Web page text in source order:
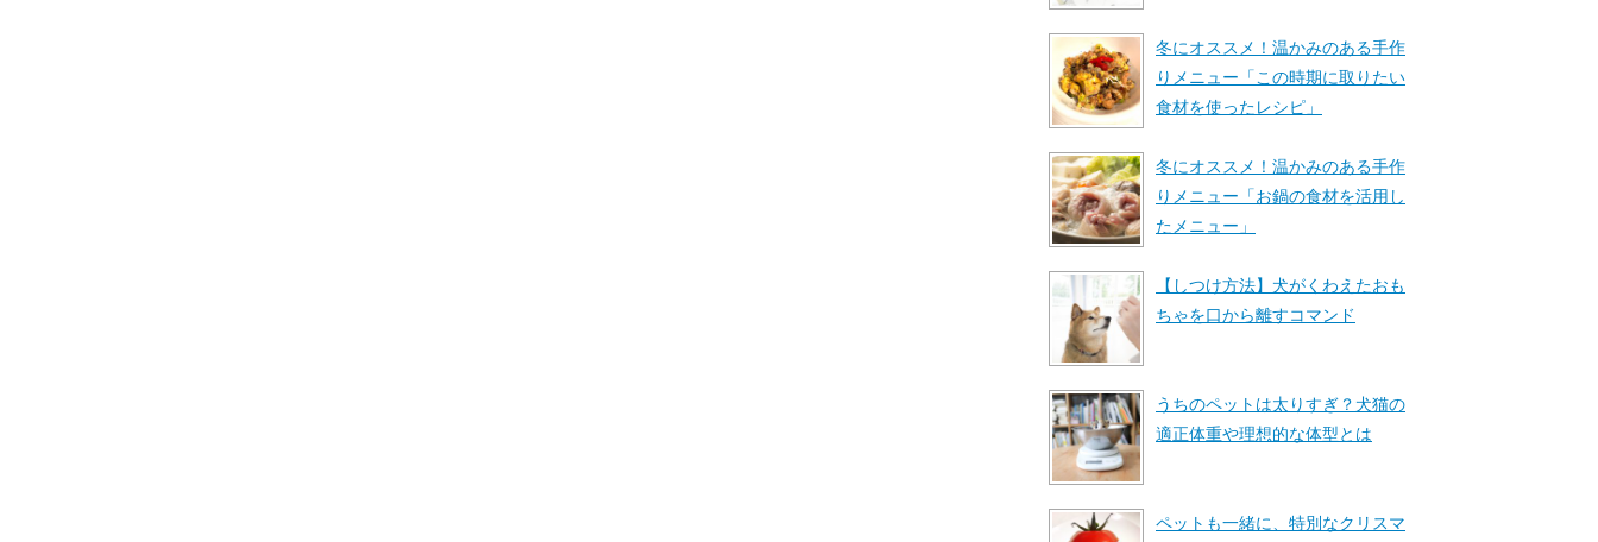
冬にオススメ！温かみのある手作
りメニュー「この時期に取りたい
食材を使ったレシピ」
冬にオススメ！温かみのある手作
りメニュー「お鍋の食材を活用し
たメニュー」
【しつけ方法】犬がくわえたおも
ちゃを口から離すコマンド
うちのペットは太りすぎ？犬猫の
適正体重や理想的な体型とは
ペットも一緒に、特別なクリスマ